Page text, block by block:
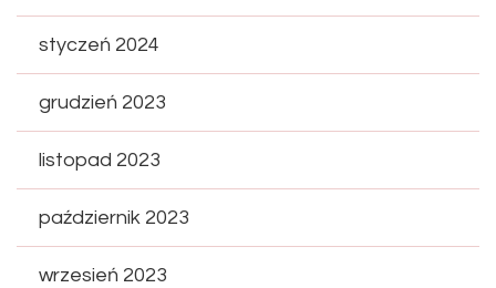
styczeń 2024
grudzień 2023
listopad 2023
październik 2023
wrzesień 2023